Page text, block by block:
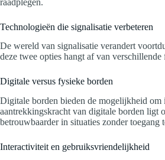
Technologieën die signalisatie verbeteren
De wereld van signalisatie verandert
deze twee opties hangt af van
Digitale versus fysieke borden
Digitale borden bieden de mogelijkheid
aantrekkingskracht van digitale borden ligt
betrouwbaarder in situaties zonder
Interactiviteit en gebruiksvriendelijkheid